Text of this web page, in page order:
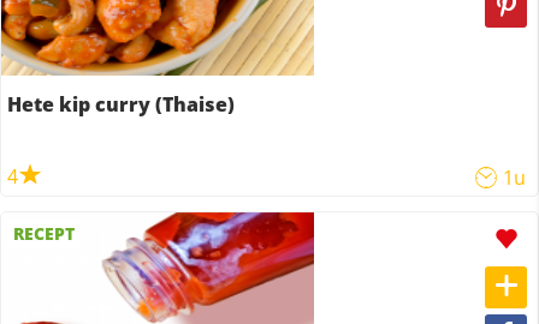
Hete kip curry (Thaise)
4 1u
RECEPT